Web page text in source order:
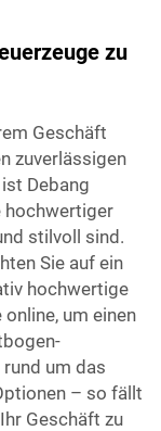
zu
Geschäft
zuverlässigen
Debang
hochwertiger
stilvoll sind.
Sie auf ein
hochwertige
um einen
um das
– so fällt
Geschäft zu